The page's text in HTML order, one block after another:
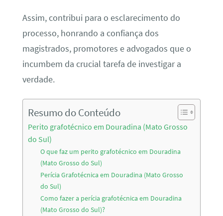
Assim, contribui para o esclarecimento do
processo, honrando a confiança dos
magistrados, promotores e advogados que o
incumbem da crucial tarefa de investigar a
verdade.
Resumo do Conteúdo
Perito grafotécnico em Douradina (Mato Grosso
do Sul)
O que faz um perito grafotécnico em Douradina
(Mato Grosso do Sul)
Perícia Grafotécnica em Douradina (Mato Grosso
do Sul)
Como fazer a perícia grafotécnica em Douradina
(Mato Grosso do Sul)?